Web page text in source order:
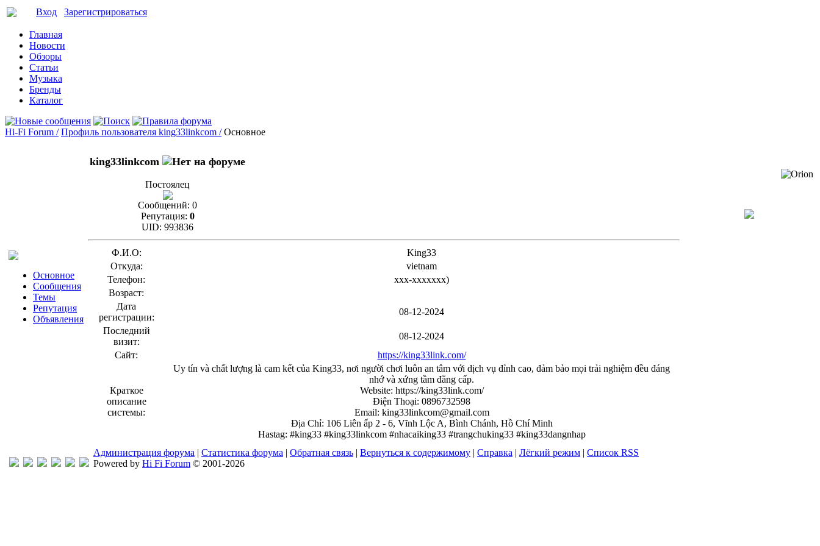
Вход Зарегистрироваться
Главная
Новости
Обзоры
Статьи
Музыка
Бренды
Каталог
Hi-Fi Forum / Профиль пользователя king33linkcom / Основное
Основное
Сообщения
Темы
Репутация
Объявления
king33linkcom
Постоялец
Сообщений: 0
Репутация: 0
UID: 993836
Ф.И.О:
King33
Откуда:
vietnam
Телефон:
xxx-xxxxxxx)
Возраст:
Дата
регистрации:
08-12-2024
Последний
визит:
08-12-2024
Сайт:
https://king33link.com/
Краткое
описание
системы:
Uy tín và chất lượng là cam kết của King33, nơi người chơi luôn an tâm với dịch vụ đỉnh cao, đảm bảo mọi trải nghiệm đều đáng
nhớ và xứng tầm đẳng cấp.
Website: https://king33link.com/
Điện Thoại: 0896732598
Email: king33linkcom@gmail.com
Địa Chỉ: 106 Liên ấp 2 - 6, Vĩnh Lộc A, Bình Chánh, Hồ Chí Minh
Hastag: #king33 #king33linkcom #nhacaiking33 #trangchuking33 #king33dangnhap
Администрация форума | Статистика форума | Обратная связь | Вернуться к содержимому | Справка | Лёгкий режим | Список RSS
Powered by Hi Fi Forum © 2001-2026